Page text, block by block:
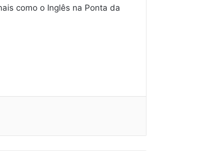
como o Inglês na Ponta da